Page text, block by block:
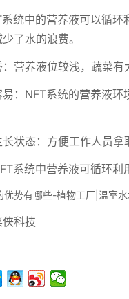
统中的营养液可以循
了水的浪费。
营养液位较浅，蔬菜有
：NFT系统的营养液
状态：方便工作人员拿
系统中营养液可循环利
科技